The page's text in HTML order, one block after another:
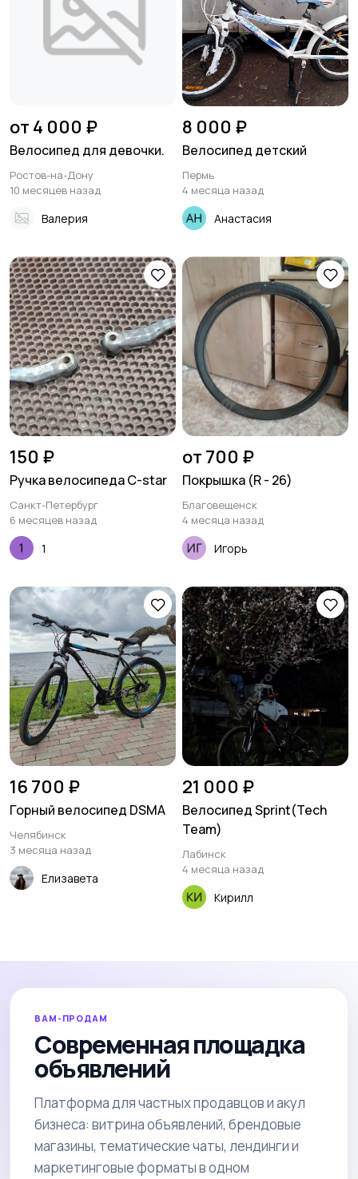
от 4 000 ₽
Велосипед для девочки.
Ростов-на-Дону
10 месяцев назад
Валерия
8 000 ₽
Велосипед детский
Пермь
4 месяца назад
Анастасия
150 ₽
Ручка велосипеда C-star
Санкт-Петербург
6 месяцев назад
1
от 700 ₽
Покрышка (R - 26)
Благовещенск
4 месяца назад
Игорь
16 700 ₽
Горный велосипед DSMA
Челябинск
3 месяца назад
Елизавета
21 000 ₽
Велосипед Sprint(Tech
Team)
Лабинск
4 месяца назад
Кирилл
ВАМ-ПРОДАМ
Современная площадка
объявлений
Платформа для частных продавцов и акул
бизнеса: витрина объявлений, брендовые
магазины, тематические чаты, лендинги и
маркетинговые форматы в одном